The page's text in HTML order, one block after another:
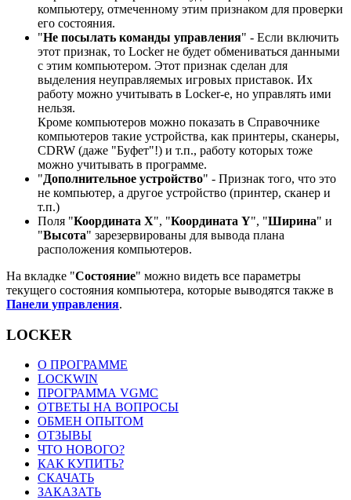
компьютеру, отмеченному этим признаком для проверки
его состояния.
"Не посылать команды управления" - Если включить
этот признак, то Locker не будет обмениваться данными
с этим компьютером. Этот признак сделан для
выделения неуправляемых игровых приставок. Их
работу можно учитывать в Locker-e, но управлять ими
нельзя.
Кроме компьютеров можно показать в Справочнике
компьютеров такие устройства, как принтеры, сканеры,
CDRW (даже "Буфет"!) и т.п., работу которых тоже
можно учитывать в программе.
"Дополнительное устройство" - Признак того, что это
не компьютер, а другое устройство (принтер, сканер и
т.п.)
Поля "Координата Х", "Координата Y", "Ширина" и
"Высота" зарезервированы для вывода плана
расположения компьютеров.
На вкладке "Состояние" можно видеть все параметры
текущего состояния компьютера, которые выводятся также в
Панели управления.
LOCKER
О ПРОГРАММЕ
LOCKWIN
ПРОГРАММА VGMC
ОТВЕТЫ НА ВОПРОСЫ
ОБМЕН ОПЫТОМ
ОТЗЫВЫ
ЧТО НОВОГО?
КАК КУПИТЬ?
СКАЧАТЬ
ЗАКАЗАТЬ